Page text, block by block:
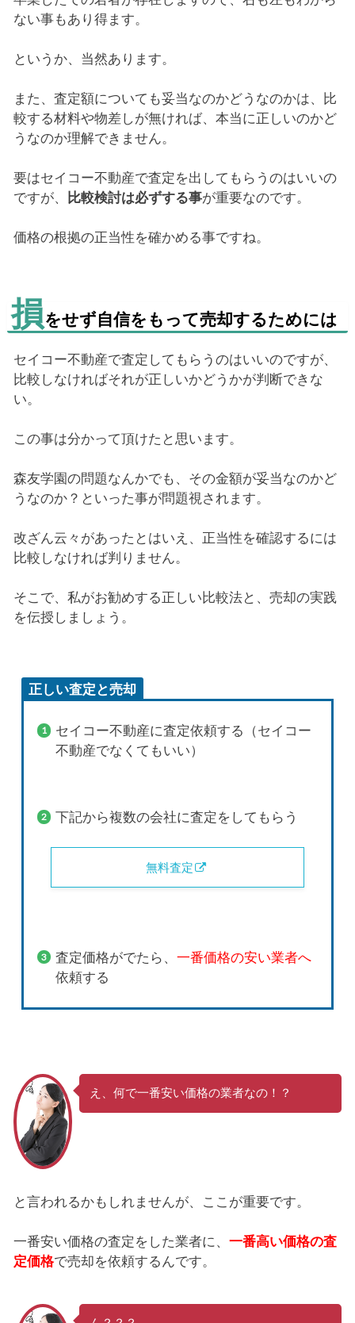
ない事もあり得ます。
というか、当然あります。
また、査定額についても妥当なのかどうなのかは、比
較する材料や物差しが無ければ、本当に正しいのかど
うなのか理解できません。
要はセイコー不動産で査定を出してもらうのはいいの
ですが、
比較検討は必ずする事が重要なのです。
価格の根拠の正当性を確かめる事ですね。
損をせず自信をもって売却するためには
セイコー不動産で査定してもらうのはいいのですが、
比較しなければそれが正しいかどうかが判断できな
い。
この事は分かって頂けたと思います。
森友学園の問題なんかでも、その金額が妥当なのかど
うなのか？といった事が問題視されます。
改ざん云々があったとはいえ、正当性を確認するには
比較しなければ判りません。
そこで、私がお勧めする正しい比較法と、売却の実践
を伝授しましょう。
正しい査定と売却
セイコー不動産に査定依頼する（セイコー
不動産でなくてもいい）
下記から複数の会社に査定をしてもらう
無料査定
査定価格がでたら、一番価格の安い業者へ
依頼する
え、何で一番安い価格の業者なの！？
と言われるかもしれませんが、ここが重要です。
一番安い価格の査定をした業者に、 一番高い価格の査
定価格で売却を依頼するんです。